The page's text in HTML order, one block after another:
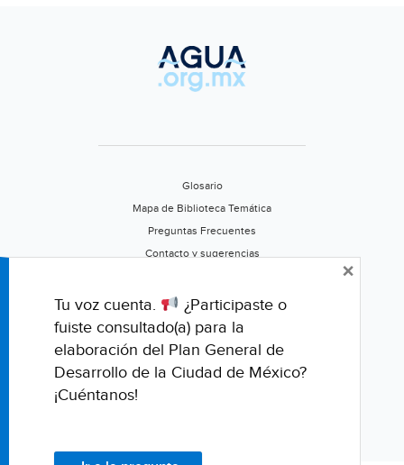
Mexicali:
Llantada
Ávila
Glosario
Mapa de Biblioteca Temática
Preguntas Frecuentes
Contacto y sugerencias
Califica este portal
Tu voz cuenta.
¿Participaste o
fuiste consultado(a) para la
elaboración del Plan General de
Desarrollo de la Ciudad de México?
¡Cuéntanos!
×